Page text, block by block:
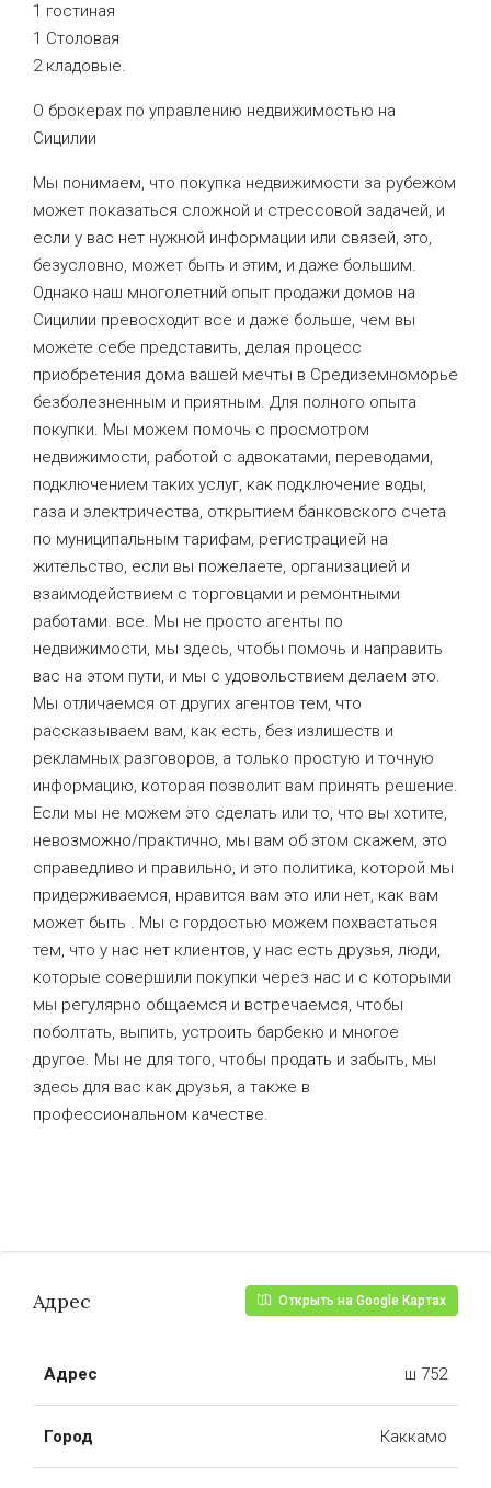
1 гостиная
1 Столовая
2 кладовые.
О брокерах по управлению недвижимостью на
Сицилии
Мы понимаем, что покупка недвижимости за рубежом
может показаться сложной и стрессовой задачей, и
если у вас нет нужной информации или связей, это,
безусловно, может быть и этим, и даже большим.
Однако наш многолетний опыт продажи домов на
Сицилии превосходит все и даже больше, чем вы
можете себе представить, делая процесс
приобретения дома вашей мечты в Средиземноморье
безболезненным и приятным. Для полного опыта
покупки. Мы можем помочь с просмотром
недвижимости, работой с адвокатами, переводами,
подключением таких услуг, как подключение воды,
газа и электричества, открытием банковского счета
по муниципальным тарифам, регистрацией на
жительство, если вы пожелаете, организацией и
взаимодействием с торговцами и ремонтными
работами. все. Мы не просто агенты по
недвижимости, мы здесь, чтобы помочь и направить
вас на этом пути, и мы с удовольствием делаем это.
Мы отличаемся от других агентов тем, что
рассказываем вам, как есть, без излишеств и
рекламных разговоров, а только простую и точную
информацию, которая позволит вам принять решение.
Если мы не можем это сделать или то, что вы хотите,
невозможно/практично, мы вам об этом скажем, это
справедливо и правильно, и это политика, которой мы
придерживаемся, нравится вам это или нет, как вам
может быть . Мы с гордостью можем похвастаться
тем, что у нас нет клиентов, у нас есть друзья, люди,
которые совершили покупки через нас и с которыми
мы регулярно общаемся и встречаемся, чтобы
поболтать, выпить, устроить барбекю и многое
другое. Мы не для того, чтобы продать и забыть, мы
здесь для вас как друзья, а также в
профессиональном качестве.
Адрес Открыть на Google Картах
Адрес ш 752
Город Каккамо